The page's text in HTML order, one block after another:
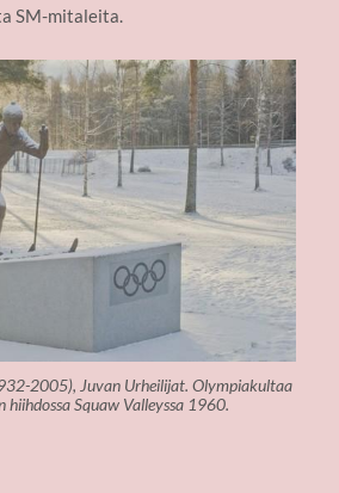
SM-mitaleita.
2005), Juvan Urheilijat. Olympiakultaa
hiihdossa Squaw Valleyssa 1960.